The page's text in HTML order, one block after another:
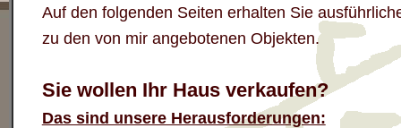
Auf den folgenden Seiten erhalten Sie
zu den von mir angebotenen Objekten.
Sie wollen Ihr Haus verkaufen?
Das sind unsere Herausforderungen: